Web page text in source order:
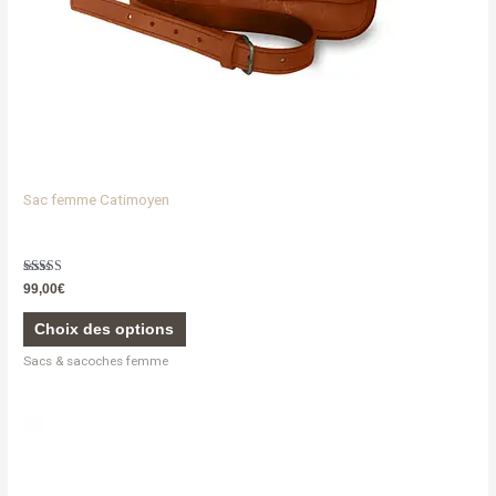
Sac femme Catimoyen
Note
5.00
sur 5
99,00€
Choix des options
la
page
du
Sacs & sacoches femme